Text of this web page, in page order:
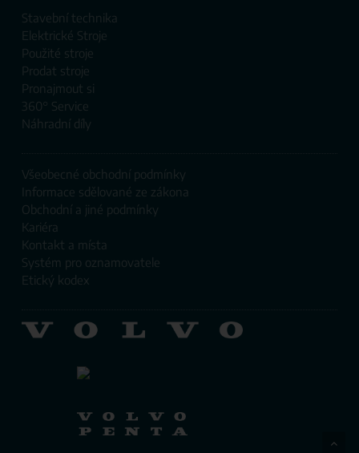
Stavební technika
Elektrické Stroje
Použité stroje
Prodat ​stroje
Pronajmout si
360° Service
Náhradní díly
Všeobecné obchodní podmínky
Informace sdělované ze zákona
Obchodní a jiné podmínky
Kariéra
Kontakt a místa
Systém pro oznamovatele
Etický kodex